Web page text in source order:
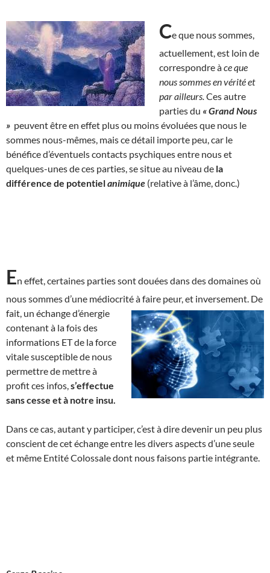
Ce que nous sommes,
actuellement, est loin de
correspondre àce que
nous sommes en vérité et
par ailleurs. Ces autre
parties du « Grand Nous
» peuvent être en effet plus ou moins évoluées que nous le
sommes nous-mêmes, mais ce détail importe peu, car le
bénéfice d’éventuels contacts psychiques entre nous et
quelques-unes de ces parties, se situe au niveau de la
différence de potentielanimique (relative à l’âme, donc.)
En effet, certaines parties sont douées dans des domaines où
nous sommes d’une médiocrité à faire peur, et inversement. De
fait, un échange d’énergie
contenant à la fois des
informations ET de la force
vitale susceptible de nous
permettre de mettre à
profit ces infos, s’effectue
sans cesse et à notre insu.
Dans ce cas, autant y participer, c’est à dire devenir un peu plus
conscient de cet échange entre les divers aspects d’une seule
et même Entité Colossale dont nous faisons partie intégrante.